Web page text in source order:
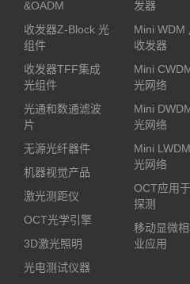
&OADM
收发器Z-Block 光
组件
收发器TFF集成
光组件
光通和数通滤波
片
无源光纤器件
机器视觉产品
激光测距仪
OCT光学引擎
3D激光照明
光电测试仪器
发器
Mini WDM
收发器
Mini
光网络
Mini
光网络
Mini
光网络
OCT应用
探测
移动显微
业应用